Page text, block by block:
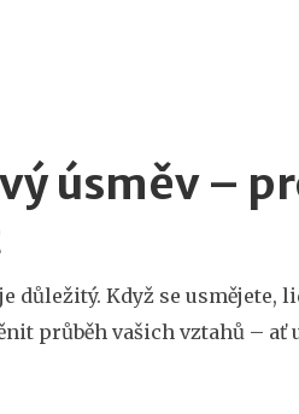
úsměv –
důležitý. Když se usmějete,
průběh vašich vztahů –